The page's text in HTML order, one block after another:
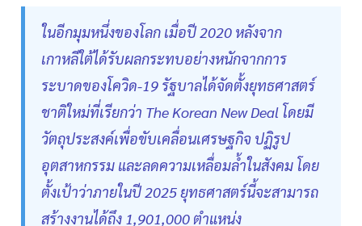
ในอีกมุมหนึ่งของโลก เมื่อปี 2020 หลังจาก
เกาหลีใต้ได้รับผลกระทบอย่างหนักจากการ
ระบาดของโควิด-19 รัฐบาลได้จัดตั้งยุทธศาสตร์
ชาติใหม่ที่เรียกว่า The Korean New Deal โดยมี
วัตถุประสงค์เพื่อขับเคลื่อนเศรษฐกิจ ปฏิรูป
อุตสาหกรรม และลดความเหลื่อมล้ำในสังคม โดย
ตั้งเป้าว่าภายในปี 2025 ยุทธศาสตร์นี้จะสามารถ
สร้างงานได้ถึง 1,901,000 ตำแหน่ง